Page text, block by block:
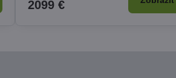
2099 €